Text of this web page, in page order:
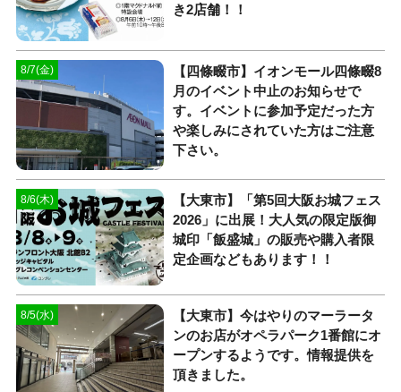
き2店舗！！
8/7(金)
【四條畷市】イオンモール四條畷8
月のイベント中止のお知らせで
す。イベントに参加予定だった方
や楽しみにされていた方はご注意
下さい。
8/6(木)
【大東市】「第5回大阪お城フェス
2026」に出展！大人気の限定版御
城印「飯盛城」の販売や購入者限
定企画などもあります！！
8/5(水)
【大東市】今はやりのマーラータ
ンのお店がオペラパーク1番館にオ
ープンするようです。情報提供を
頂きました。